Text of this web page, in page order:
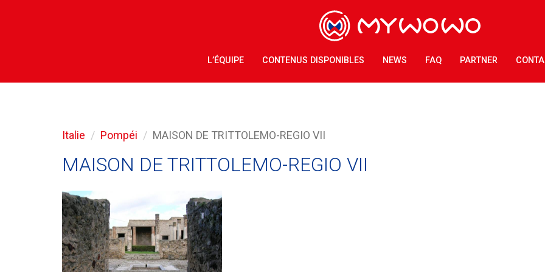
L’ÉQUIPE CONTENUS DISPONIBLES NEWS FAQ PARTNER
Italie Pompéi MAISON DE TRITTOLEMO-REGIO VII
MAISON DE TRITTOLEMO-REGIO VII